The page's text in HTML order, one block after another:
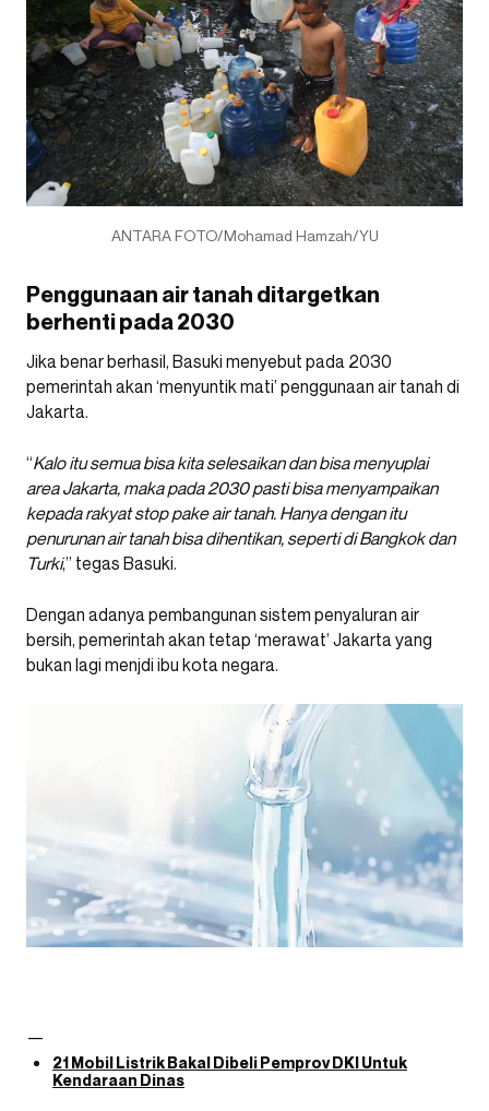
ANTARA FOTO/Mohamad Hamzah/YU
Penggunaan air tanah ditargetkan
berhenti pada 2030
Jika benar berhasil, Basuki menyebut pada 2030
pemerintah akan ‘menyuntik mati’ penggunaan air tanah di
Jakarta.
“Kalo itu semua bisa kita selesaikan dan bisa menyuplai
area Jakarta, maka pada 2030 pasti bisa menyampaikan
kepada rakyat stop pake air tanah. Hanya dengan itu
penurunan air tanah bisa dihentikan, seperti di Bangkok dan
Turki,” tegas Basuki.
Dengan adanya pembangunan sistem penyaluran air
bersih, pemerintah akan tetap ‘merawat’ Jakarta yang
bukan lagi menjdi ibu kota negara.
—
21 Mobil Listrik Bakal Dibeli Pemprov DKI Untuk
Kendaraan Dinas